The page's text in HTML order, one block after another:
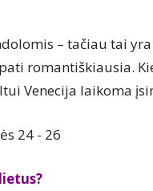
– tačiau tai
romantiškiausia.
Venecija laikoma
24 - 26